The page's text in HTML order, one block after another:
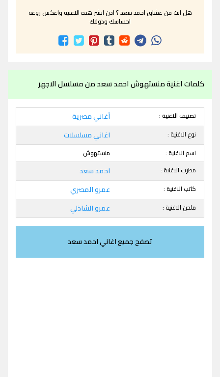
هل انت من عشاق احمد سعد ؟ اذن انشر هذه الاغنية واعكس روعة
احساسك وذوقك
كلمات اغنية منستهوش احمد سعد من مسلسل الاجهر
تصنيف الاغنية : أغاني مصرية
نوع الاغنية : اغاني مسلسلات
اسم الاغنية :
منستهوش
مطرب الاغنية :
احمد سعد
كاتب الاغنية : عمرو المصري
ملحن الاغنية : عمرو الشاذلي
تصفح جميع اغاني احمد سعد